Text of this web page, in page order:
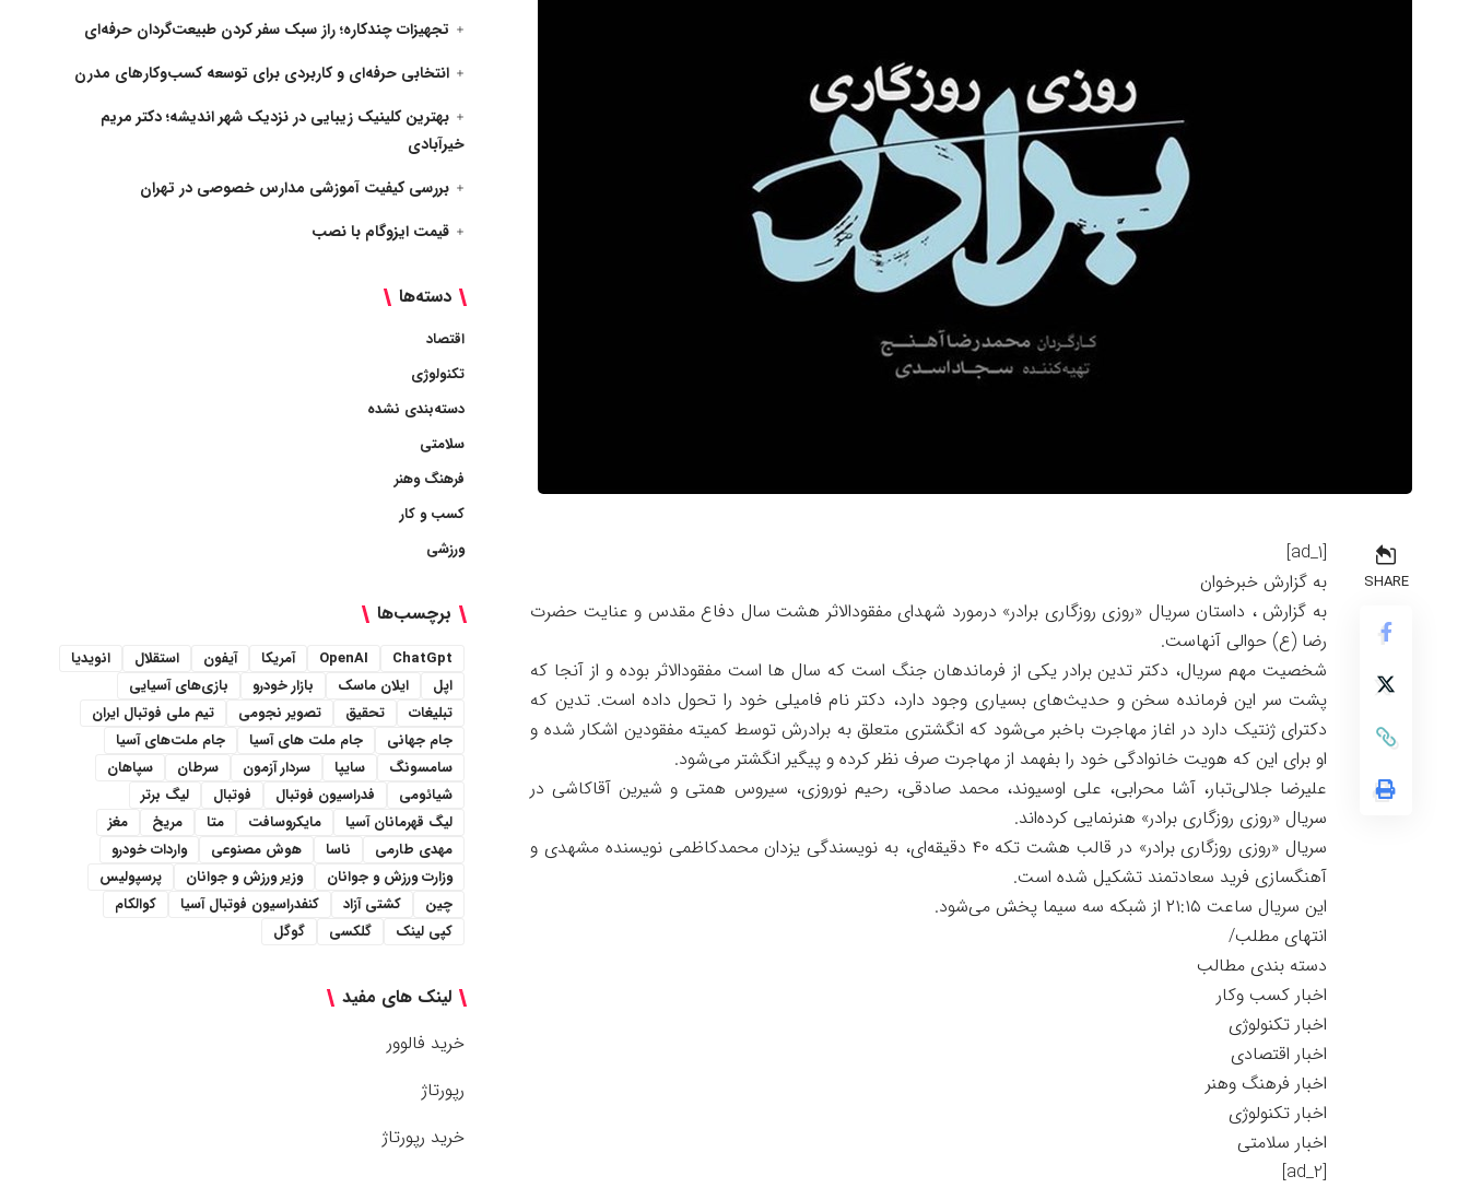
SHARE
[ad_1]
به گزارش خبرخوان
به گزارش ، داستان سریال «روزی روزگاری برادر» درمورد شهدای مفقودالاثر هشت سال دفاع مقدس و عنایت حضرت
رضا (ع) حوالی آنهاست.
شخصیت مهم سریال، دکتر تدین برادر یکی از فرماندهان جنگ است که سال ها است مفقودالاثر بوده و از آنجا که
پشت سر این فرمانده سخن و حدیث‌های بسیاری وجود دارد، دکتر نام فامیلی خود را تحول داده است. تدین که
دکترای ژنتیک دارد در اغاز مهاجرت باخبر می‌شود که انگشتری متعلق به برادرش توسط کمیته مفقودین اشکار شده و
او برای این که هویت خانوادگی خود را بفهمد از مهاجرت صرف نظر کرده و پیگیر انگشتر می‌شود.
علیرضا جلالی‌تبار، آشا محرابی، علی اوسیوند، محمد صادقی، رحیم نوروزی، سیروس همتی و شیرین آقاکاشی در
سریال «روزی روزگاری برادر» هنرنمایی کرده‌اند.
سریال «روزی روزگاری برادر» در قالب هشت تکه ۴۰ دقیقه‌ای، به نویسندگی یزدان محمدکاظمی نویسنده مشهدی و
آهنگسازی فرید سعادتمند تشکیل شده است.
این سریال ساعت ۲۱:۱۵ از شبکه سه سیما پخش می‌شود.
انتهای مطلب/
دسته بندی مطالب
اخبار کسب وکار
اخبار تکنولوژی
اخبار اقتصادی
اخبار فرهنگ وهنر
اخبار تکنولوژی
اخبار سلامتی
[ad_2]
تجهیزات چندکاره؛ راز سبک سفر کردن طبیعت‌گردان حرفه‌ای
انتخابی حرفه‌ای و کاربردی برای توسعه کسب‌وکارهای مدرن
بهترین کلینیک زیبایی در نزدیک شهر اندیشه؛ دکتر مریم
خیرآبادی
بررسی کیفیت آموزشی مدارس خصوصی در تهران
قیمت ایزوگام با نصب
دسته‌ها
اقتصاد
تکنولوژی
دسته‌بندی نشده
سلامتی
فرهنگ وهنر
کسب و کار
ورزشی
برچسب‌ها
ChatGpt
OpenAI آمریکا آیفون استقلال
انویدیا
اپل
ایلان ماسک بازار خودرو
بازی‌های آسیایی
تبلیغات
تحقیق تصویر نجومی
تیم ملی فوتبال ایران
جام جهانی
جام ملت های آسیا
جام ملت‌های آسیا
سامسونگ
سایپا سردار آزمون سرطان
سپاهان
شیائومی
فدراسیون فوتبال فوتبال
لیگ برتر
لیگ قهرمانان آسیا
مایکروسافت متا مریخ
مغز
مهدی طارمی
ناسا هوش مصنوعی
واردات خودرو
وزارت ورزش و جوانان
وزیر ورزش و جوانان
پرسپولیس
چین
کشتی آزاد کنفدراسیون فوتبال آسیا
کوالکام
کپی لینک
گلکسی گوگل
لینک های مفید
خرید فالوور
رپورتاژ
خرید رپورتاژ